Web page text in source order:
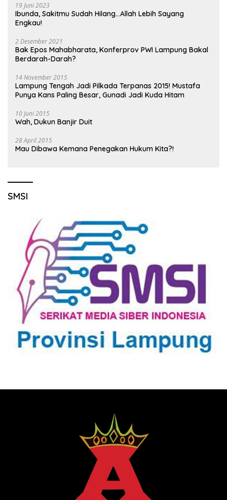
19 Juni 2023
Ibunda, Sakitmu Sudah Hilang…Allah Lebih Sayang
Engkau!
2 Desember 2021
Bak Epos Mahabharata, Konferprov PWI Lampung Bakal
Berdarah-Darah?
14 November 2015
Lampung Tengah Jadi Pilkada Terpanas 2015! Mustafa
Punya Kans Paling Besar, Gunadi Jadi Kuda Hitam
10 Juni 2015
Wah, Dukun Banjir Duit
28 April 2015
Mau Dibawa Kemana Penegakan Hukum Kita?!
SMSI